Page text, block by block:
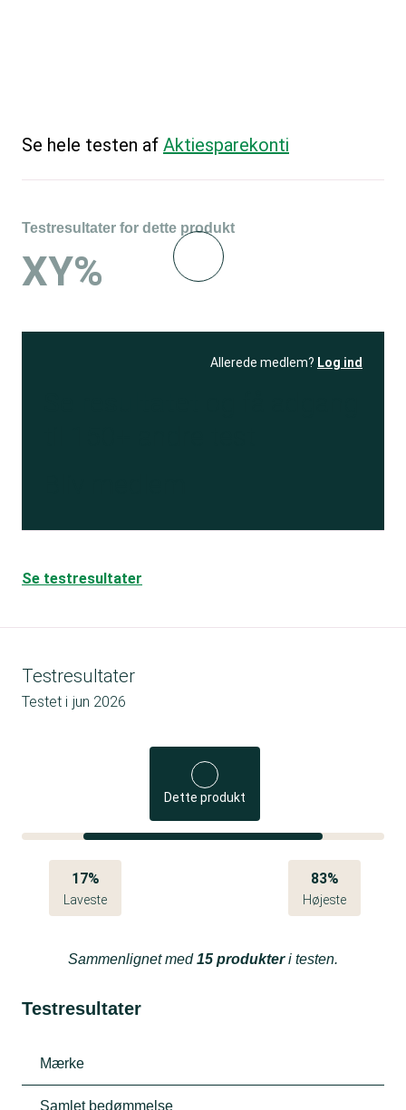
Se hele testen af Aktiesparekonti
Testresultater for dette produkt
XY%
Allerede medlem? Log ind
Se testresultater
Testresultater
Testet i jun 2026
Dette produkt
17%
Laveste
83%
Højeste
Sammenlignet med15 produkteri testen.
Testresultater
Mærke
Samlet bedømmelse